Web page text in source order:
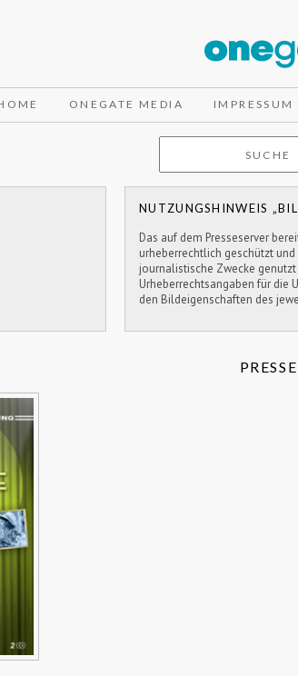
ONEGATE MEDIA IMPRESSUM
NUTZUNGSHINWEIS
Das auf dem Presseserver
urheberrechtlich geschützt
journalistische Zwecke genutzt
Urheberrechtsangaben für die
den Bildeigenschaften des